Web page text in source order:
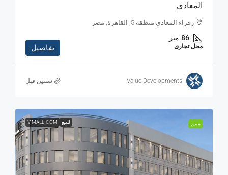
المعادي
زهراء المعادي منطقه 5, القاهرة, مصر
86 متر
محل تجارى تفاصيل
Value Developments ‏سنتين قبل
مميز للبيع V MALL-COM